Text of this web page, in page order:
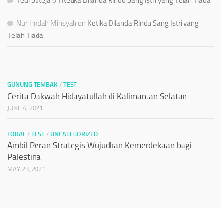
Nur Imdah Minsyah on Ketika Dilanda Rindu Sang Istri yang
Telah Tiada
GUNUNG TEMBAK / TEST
Cerita Dakwah Hidayatullah di Kalimantan Selatan
JUNE 4, 2021
LOKAL / TEST / UNCATEGORIZED
Ambil Peran Strategis Wujudkan Kemerdekaan bagi
Palestina
MAY 23, 2021